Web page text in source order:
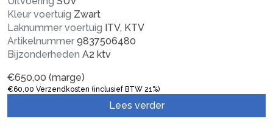
Kleur voertuig Zwart
Laknummer voertuig ITV, KTV
Artikelnummer 9837506480
Bijzonderheden A2 ktv
€650,00 (marge)
€60,00 Verzendkosten (inclusief BTW 21%)
Lees verder